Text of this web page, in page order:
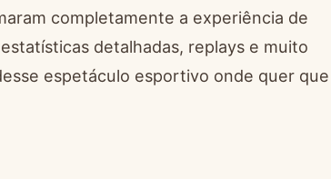
completamente a experiência de
detalhadas, replays e muito
espetáculo esportivo onde quer que